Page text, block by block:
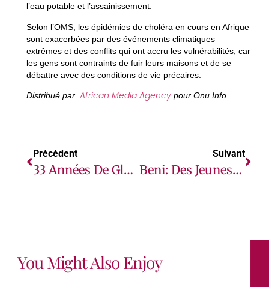
l’eau potable et l’assainissement.
Selon l’OMS, les épidémies de choléra en cours en Afrique
sont exacerbées par des événements climatiques
extrêmes et des conflits qui ont accru les vulnérabilités, car
les gens sont contraints de fuir leurs maisons et de se
débattre avec des conditions de vie précaires.
Distribué par African Media Agencypour Onu Info
Précédent
33 Années De Gloire : Avec Hantec, Construisons Un Avenir Radieux Ensemble
Suivant
Beni: Des Jeunes Plaident Pour Un «transfert De Compétences De La MONUSCO» En Prévision De Son Retrait.
You Might Also Enjoy